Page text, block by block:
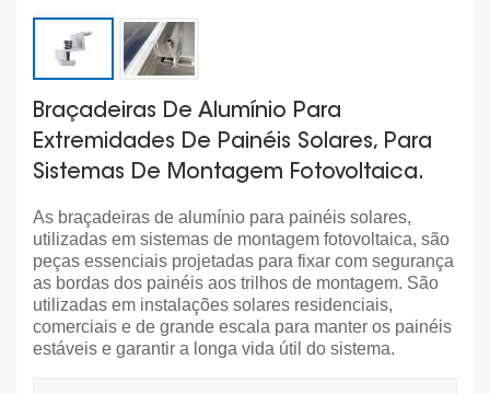
Braçadeiras De Alumínio Para
Extremidades De Painéis Solares, Para
Sistemas De Montagem Fotovoltaica.
As braçadeiras de alumínio para painéis solares,
utilizadas em sistemas de montagem fotovoltaica, são
peças essenciais projetadas para fixar com segurança
as bordas dos painéis aos trilhos de montagem. São
utilizadas em instalações solares residenciais,
comerciais e de grande escala para manter os painéis
estáveis e garantir a longa vida útil do sistema.